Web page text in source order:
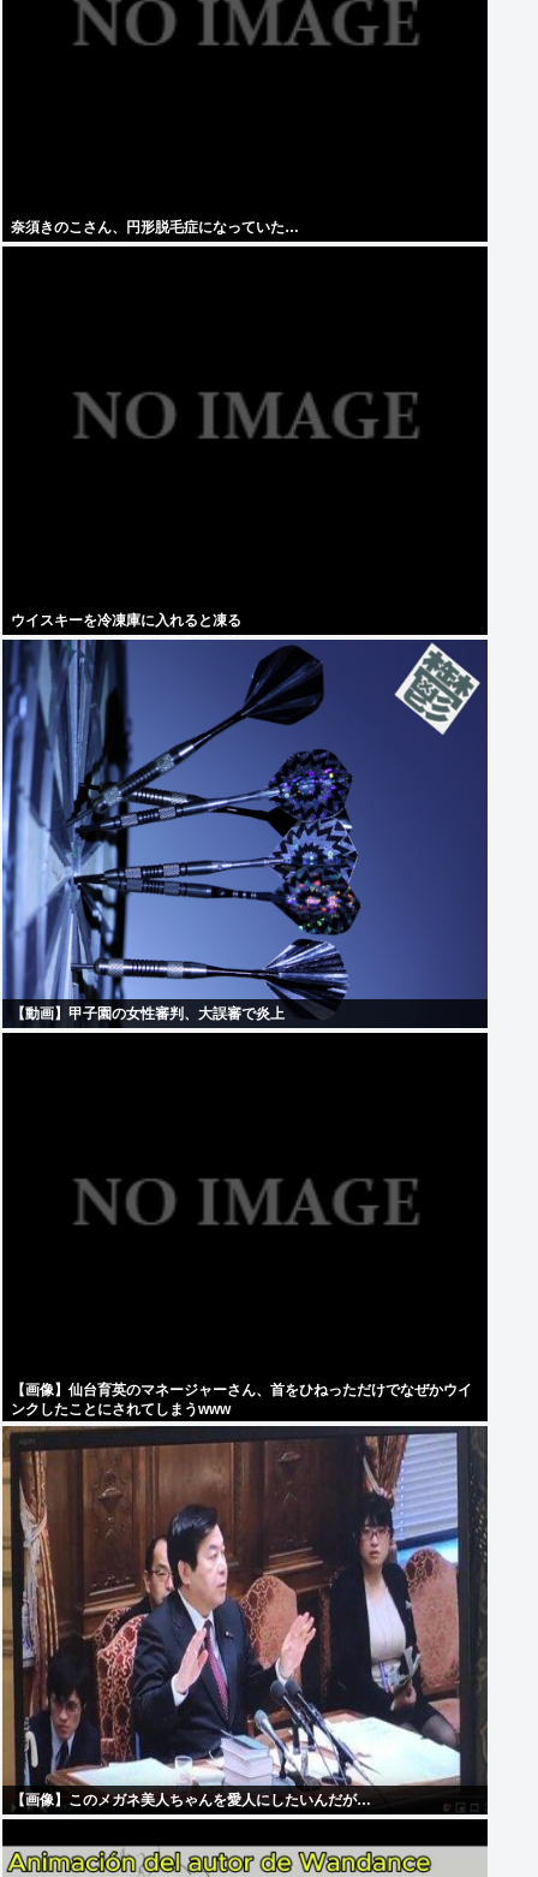
奈須きのこさん、円形脱毛症になっていた…
ウイスキーを冷凍庫に入れると凍る
【動画】甲子園の女性審判、大誤審で炎上
【画像】仙台育英のマネージャーさん、首をひねっただけでなぜかウイ
ンクしたことにされてしまうwww
【画像】このメガネ美人ちゃんを愛人にしたいんだが…